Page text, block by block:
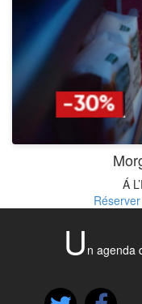
Á
U n agenda